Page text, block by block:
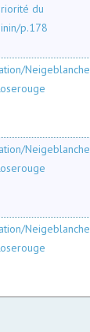
du
p.178
Neigeblanche
Neigeblanche
Neigeblanche